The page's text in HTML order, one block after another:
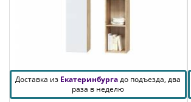
Доставка из Екатеринбургадо подъезда, два
раза в неделю